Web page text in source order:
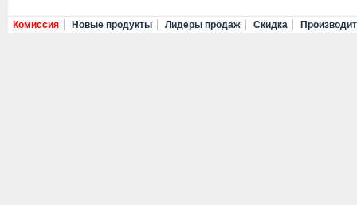
Комиссия Новые продукты Лидеры продаж Скидка